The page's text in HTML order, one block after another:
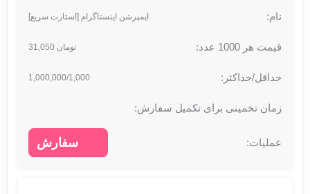
ایمپرشن اینستاگرام [استارت سریع]
تومان 31,050
1,000,000/1,000
سفارش